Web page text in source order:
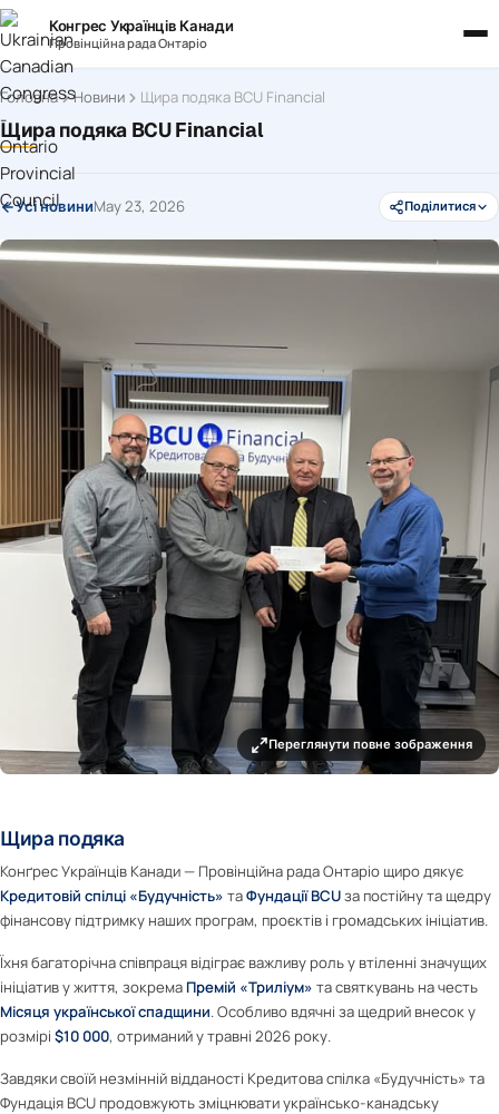
Конгрес Українців Канади
Провінційна рада Онтаріо
Головна Новини Щира подяка BCU Financial
Щира подяка BCU Financial
Усі новиниMay 23, 2026 Поділитися
Переглянути повне зображення
Щира подяка
Конґрес Українців Канади — Провінційна рада Онтаріо щиро дякує
Кредитовій спілці «Будучність» таФундації BCUза постійну та щедру
фінансову підтримку наших програм, проєктів і громадських ініціатив.
Їхня багаторічна співпраця відіграє важливу роль у втіленні значущих
ініціатив у життя, зокрема Премій «Триліум» та святкувань на честь
Місяця української спадщини. Особливо вдячні за щедрий внесок у
розмірі $10 000, отриманий у травні 2026 року.
Завдяки своїй незмінній відданості Кредитова спілка «Будучність» та
Фундація BCU продовжують зміцнювати українсько-канадську